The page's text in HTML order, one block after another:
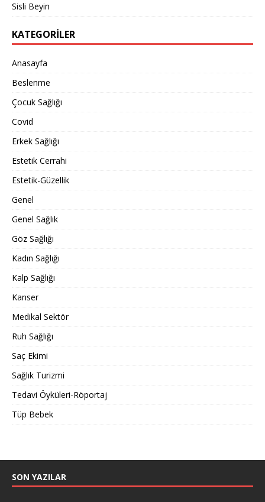
Sisli Beyin
KATEGORILER
Anasayfa
Beslenme
Çocuk Sağlığı
Covid
Erkek Sağlığı
Estetik Cerrahi
Estetik-Güzellik
Genel
Genel Sağlık
Göz Sağlığı
Kadın Sağlığı
Kalp Sağlığı
Kanser
Medikal Sektör
Ruh Sağlığı
Saç Ekimi
Sağlık Turizmi
Tedavi Öyküleri-Röportaj
Tüp Bebek
SON YAZILAR